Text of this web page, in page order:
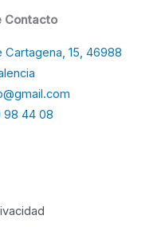
Contacto
Cartagena, 15, 46988
98 44 08